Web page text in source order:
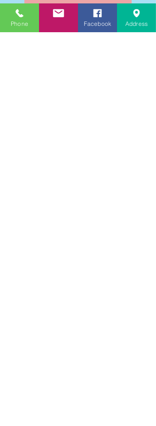
文学にできること、強いて
Phone Facebook Address